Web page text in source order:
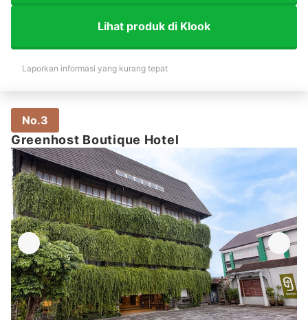
Lihat produk di Klook
Laporkan informasi yang kurang tepat
No.3
Greenhost Boutique Hotel